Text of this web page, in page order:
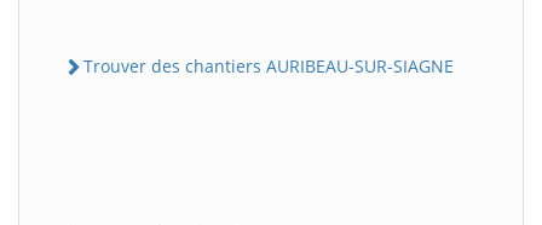
Trouver des chantiers AURIBEAU-SUR-SIAGNE